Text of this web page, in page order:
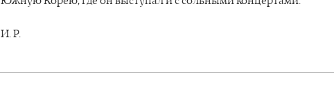
И. Р.